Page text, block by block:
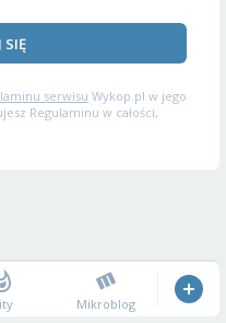
SIĘ
serwisu Wykop.pl w jego
Regulaminu w całości,
Mikroblog